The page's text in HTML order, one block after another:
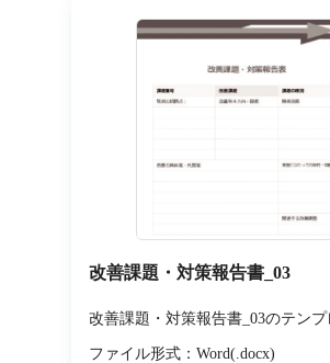
改善課題・対策報告書_03
改善課題・対策報告書_03のテン
ファイル形式：Word(.docx)